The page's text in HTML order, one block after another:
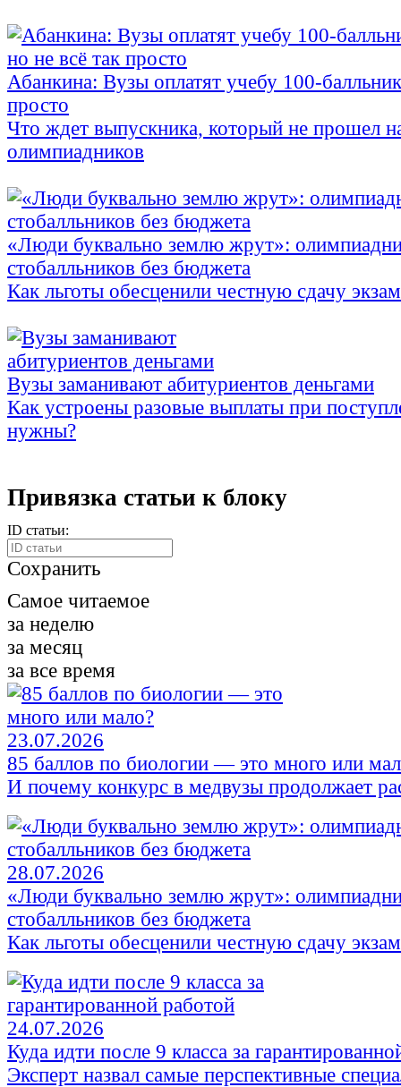
Абанкина: Вузы оплатят учебу 100-
просто
Что ждет выпускника, который не прошел
олимпиадников
«Люди буквально землю жрут»:
стобалльников без бюджета
Как льготы обесценили честную сдачу
Вузы заманивают абитуриентов деньгами
Как устроены разовые выплаты при
нужны?
Привязка статьи к блоку
ID статьи:
Сохранить
Самое читаемое
за неделю
за месяц
за все время
23.07.2026
85 баллов по биологии — это много или
И почему конкурс в медвузы продолжает
28.07.2026
«Люди буквально землю жрут»:
стобалльников без бюджета
Как льготы обесценили честную сдачу
24.07.2026
Куда идти после 9 класса за
Эксперт назвал самые перспективные